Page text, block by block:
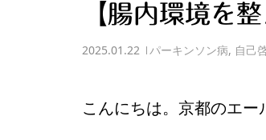
【腸内環境を
2025.01.22 パーキンソン病, 自己
こんにちは。京都のエー